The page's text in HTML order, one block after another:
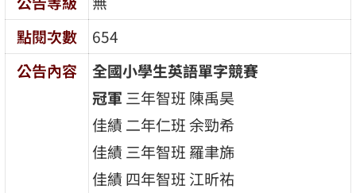
點閱次數
654
公告內容
全國小學生英語單字競賽
冠軍 三年智班 陳禹昊
佳績 二年仁班 余勁希
佳績 三年智班 羅聿旆
佳績 四年智班 江昕祐